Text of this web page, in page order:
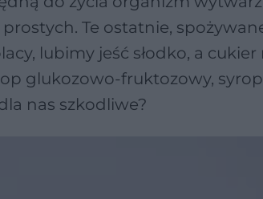
prostych. Te ostatnie,
lubimy jeść słodko, a
glukozowo-fruktozowy,
nas szkodliwe?